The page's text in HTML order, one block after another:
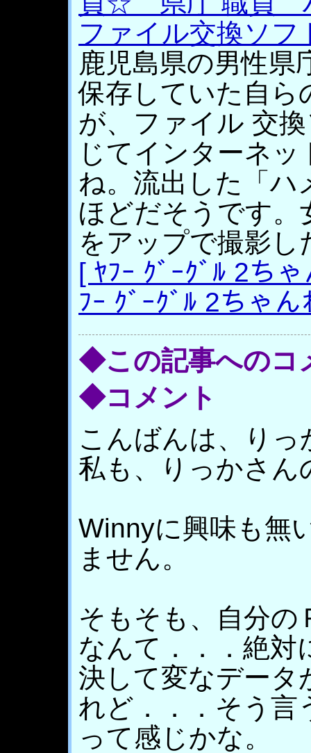
ファイル交換ソ
鹿児島県の男性県
保存していた自ら
が、ファイル 交
じてインターネ
ね。流出した「ハ
ほどだそうです。
をアップで撮影し
[ ﾔﾌｰ ｸﾞｰｸﾞﾙ 2ち
ﾌｰ ｸﾞｰｸﾞﾙ 2ちゃ
◆この記事へのコ
◆コメント
こんばんは、りっ
私も、りっかさん
Winnyに興味も無
ません。
そもそも、自分の
なんて．．．絶対
決して変なデータ
れど．．．そう言
って感じかな。